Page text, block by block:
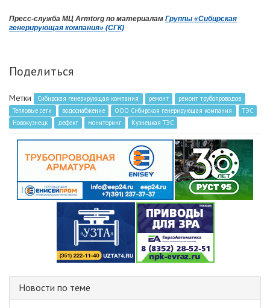
Пресс-служба МЦ Armtorg по материалам Группы «Сибирская
генерирующая компания» (СГК)
Поделиться
Метки Сибирская генерирующая компания ремонт
ремонт трубопроводов
Тепловые сети
водоснабжение ООО Сибирская генерирующая компания
ТЭС
Новокузнецк
дефект мониторинг Кузнецкая ТЭС
Новости по теме